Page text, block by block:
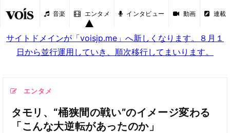
音楽 エンタメ インタビュー 動画 連載
サイトドメインが「voisjp.me」へ新しくなります。８月１
日から並行運用していき、順次移行してまいります。
エンタメ
タモリ、“桶狭間の戦い”のイメージ変わる
「こんな大逆転があったのか」